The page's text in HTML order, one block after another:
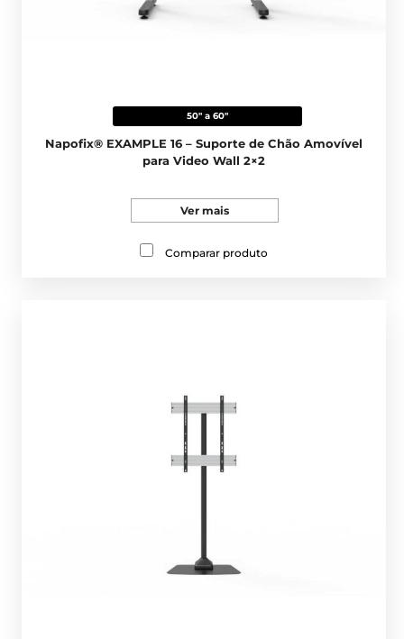
50" a 60"
Napofix® EXAMPLE 16 – Suporte de Chão Amovível
para Video Wall 2×2
Ver mais
Comparar produto